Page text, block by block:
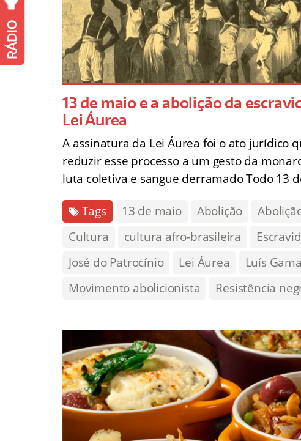
13 de maio e a abolição da
Lei Áurea
A assinatura da Lei Áurea foi o ato jurídico
reduzir esse processo a um gesto da
luta coletiva e sangue derramado Todo 13
Tags 13 de maio Abolição
Cultura
cultura afro-brasileira
José do Patrocínio
Lei Áurea Luís Gama
Movimento abolicionista
Resistência
RÁDIO